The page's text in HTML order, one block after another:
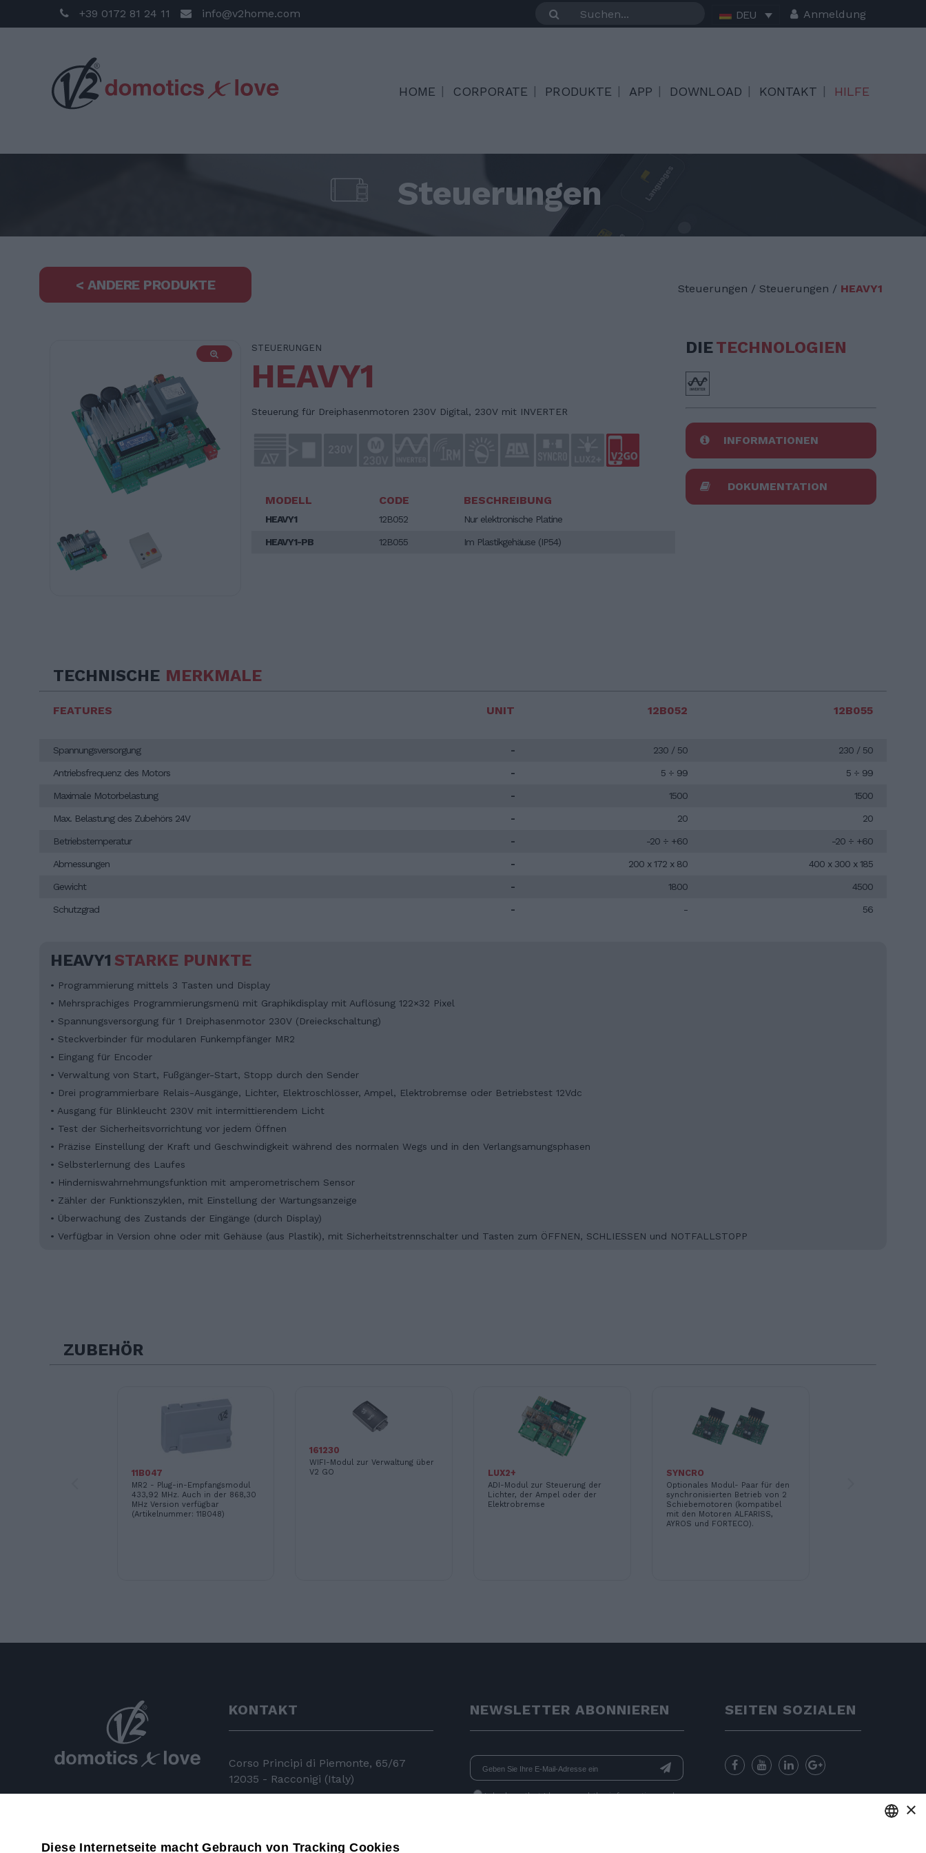
+39 0172 81 24 11 info@v2home.com DEU Anmeldung
HOME CORPORATE PRODUKTE APP DOWNLOAD KONTAKT HILFE
Steuerungen
< ANDERE PRODUKTE Steuerungen / Steuerungen / HEAVY1
STEUERUNGEN
HEAVY1
Steuerung für Dreiphasenmotoren 230V Digital, 230V mit INVERTER
MODELL CODE BESCHREIBUNG
HEAVY1 12B052 Nur elektronische Platine
HEAVY1-PB 12B055 Im Plastikgehäuse (IP54)
DIETECHNOLOGIEN
INFORMATIONEN
DOKUMENTATION
TECHNISCHE MERKMALE
FEATURES
Spannungsversorgung
Antriebsfrequenz des Motors
Maximale Motorbelastung
Max. Belastung des Zubehörs 24V
Betriebstemperatur
Abmessungen
Gewicht
Schutzgrad
UNIT
-
-
-
-
-
-
-
-
12B052
230 / 50
5 ÷ 99
1500
20
-20 ÷ +60
200 x 172 x 80
1800
-
12B055
230 / 50
5 ÷ 99
1500
20
-20 ÷ +60
400 x 300 x 185
4500
56
HEAVY1 STARKE PUNKTE
• Programmierung mittels 3 Tasten und Display
• Mehrsprachiges Programmierungsmenü mit Graphikdisplay mit Auflösung 122×32 Pixel
• Spannungsversorgung für 1 Dreiphasenmotor 230V (Dreieckschaltung)
• Steckverbinder für modularen Funkempfänger MR2
• Eingang für Encoder
• Verwaltung von Start, Fußgänger-Start, Stopp durch den Sender
• Drei programmierbare Relais-Ausgänge, Lichter, Elektroschlösser, Ampel, Elektrobremse oder Betriebstest 12Vdc
• Ausgang für Blinkleucht 230V mit intermittierendem Licht
• Test der Sicherheitsvorrichtung vor jedem Öffnen
• Präzise Einstellung der Kraft und Geschwindigkeit während des normalen Wegs und in den Verlangsamungsphasen
• Selbsterlernung des Laufes
• Hinderniswahrnehmungsfunktion mit amperometrischem Sensor
• Zähler der Funktionszyklen, mit Einstellung der Wartungsanzeige
• Überwachung des Zustands der Eingänge (durch Display)
• Verfügbar in Version ohne oder mit Gehäuse (aus Plastik), mit Sicherheitstrennschalter und Tasten zum ÖFFNEN, SCHLIESSEN und NOTFALLSTOPP
ZUBEHÖR
11B047
MR2 - Plug-in-Empfangsmodul
433,92 MHz. Auch in der 868,30
MHz Version verfügbar
(Artikelnummer: 11B048)
161230
WIFI-Modul zur Verwaltung über
V2 GO
LUX2+
ADI-Modul zur Steuerung der
Lichter, der Ampel oder der
Elektrobremse
SYNCRO
Optionales Modul- Paar für den
synchronisierten Betrieb von 2
Schiebemotoren (kompatibel
mit den Motoren ALFARISS,
AYROS und FORTECO).
KONTAKT
Corso Principi di Piemonte, 65/67
12035 - Racconigi (Italy)
+39 0172 84 050
NEWSLETTER ABONNIEREN
I declare that I have readthe informationand
SEITEN SOZIALEN
×
Diese Internetseite macht Gebrauch von Tracking Cookies